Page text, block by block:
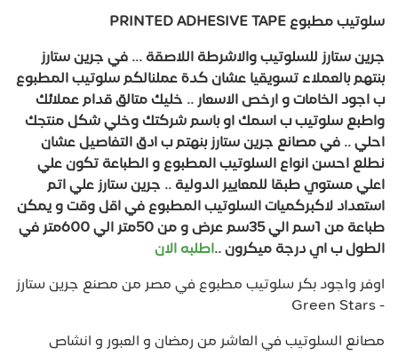
سلوتيب مطبوع PRINTED ADHESIVE TAPE
جرين ستارز للسلوتيب والاشرطة اللاصقة ... في جرين ستارز
بنتهم بالعملاء تسويقيا عشان كدة عملنالكم سلوتيب المطبوع
ب اجود الخامات و ارخص الاسعار .. خليك متالق قدام عملائك
واطبع سلوتيب ب اسمك او باسم شركتك وخلي شكل منتجك
احلي .. في مصانع جرين ستارز بنهتم ب ادق التفاصيل عشان
نطلع احسن انواع السلوتيب المطبوع و الطباعة تكون علي
اعلي مستوي طبقا للمعايير الدولية .. جرين ستارز علي اتم
استعداد لاكبركميات السلوتيب المطبوع في اقل وقت و يمكن
طباعة من 1سم الي 35سم عرض و من 50متر الي 600متر في
الطول ب اي درجة ميكرون ..اطلبه الان
اوفر واجود بكر سلوتيب مطبوع في مصر من مصنع جرين ستارز
- Green Stars
مصانع السلوتيب في العاشر من رمضان و العبور و انشاص